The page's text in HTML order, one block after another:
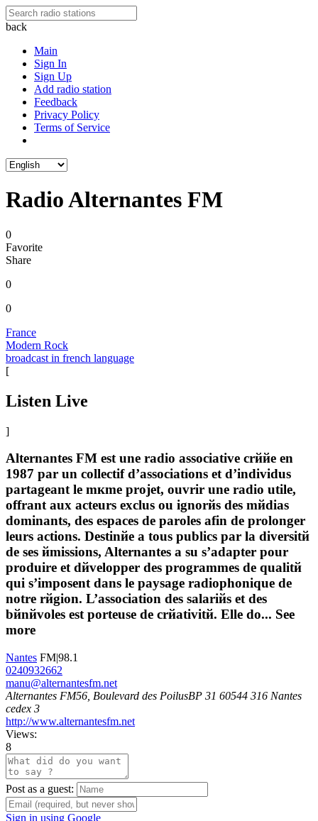
back
Main
Sign In
Sign Up
Add radio station
Feedback
Privacy Policy
Terms of Service
Radio Alternantes FM
0
Favorite
Share
0
0
France
Modern Rock
broadcast in french language
[
Listen Live
]
Alternantes FM est une radio associative crййe en
1987 par un collectif d’associations et d’individus
partageant le mкme projet, ouvrir une radio utile,
offrant aux acteurs exclus ou ignorйs des mйdias
dominants, des espaces de paroles afin de prolonger
leurs actions. Destinйe а tous publics par la diversitй
de ses йmissions, Alternantes a su s’adapter pour
produire et dйvelopper des programmes de qualitй
qui s’imposent dans le paysage radiophonique de
notre rйgion. L’association des salariйs et des
bйnйvoles est porteuse de crйativitй. Elle do... See
more
Nantes FM|98.1
0240932662
manu@alternantesfm.net
Alternantes FM56, Boulevard des PoilusBP 31 60544 316 Nantes
cedex 3
http://www.alternantesfm.net
Views:
8
Post as a guest:
Sign in using Google